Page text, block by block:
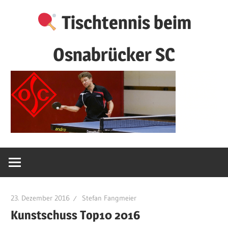
Tischtennis beim
Osnabrücker SC
23. Dezember 2016 Stefan Fangmeier
Kunstschuss Top10 2016